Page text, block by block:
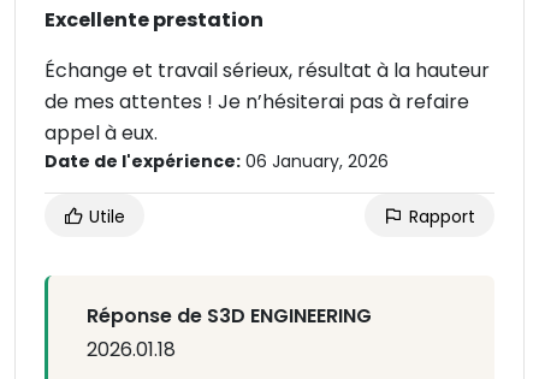
Excellente prestation
Échange et travail sérieux, résultat à la hauteur
de mes attentes ! Je n’hésiterai pas à refaire
appel à eux.
Date de l'expérience: 06 January, 2026
Utile Rapport
Réponse de S3D ENGINEERING
2026.01.18